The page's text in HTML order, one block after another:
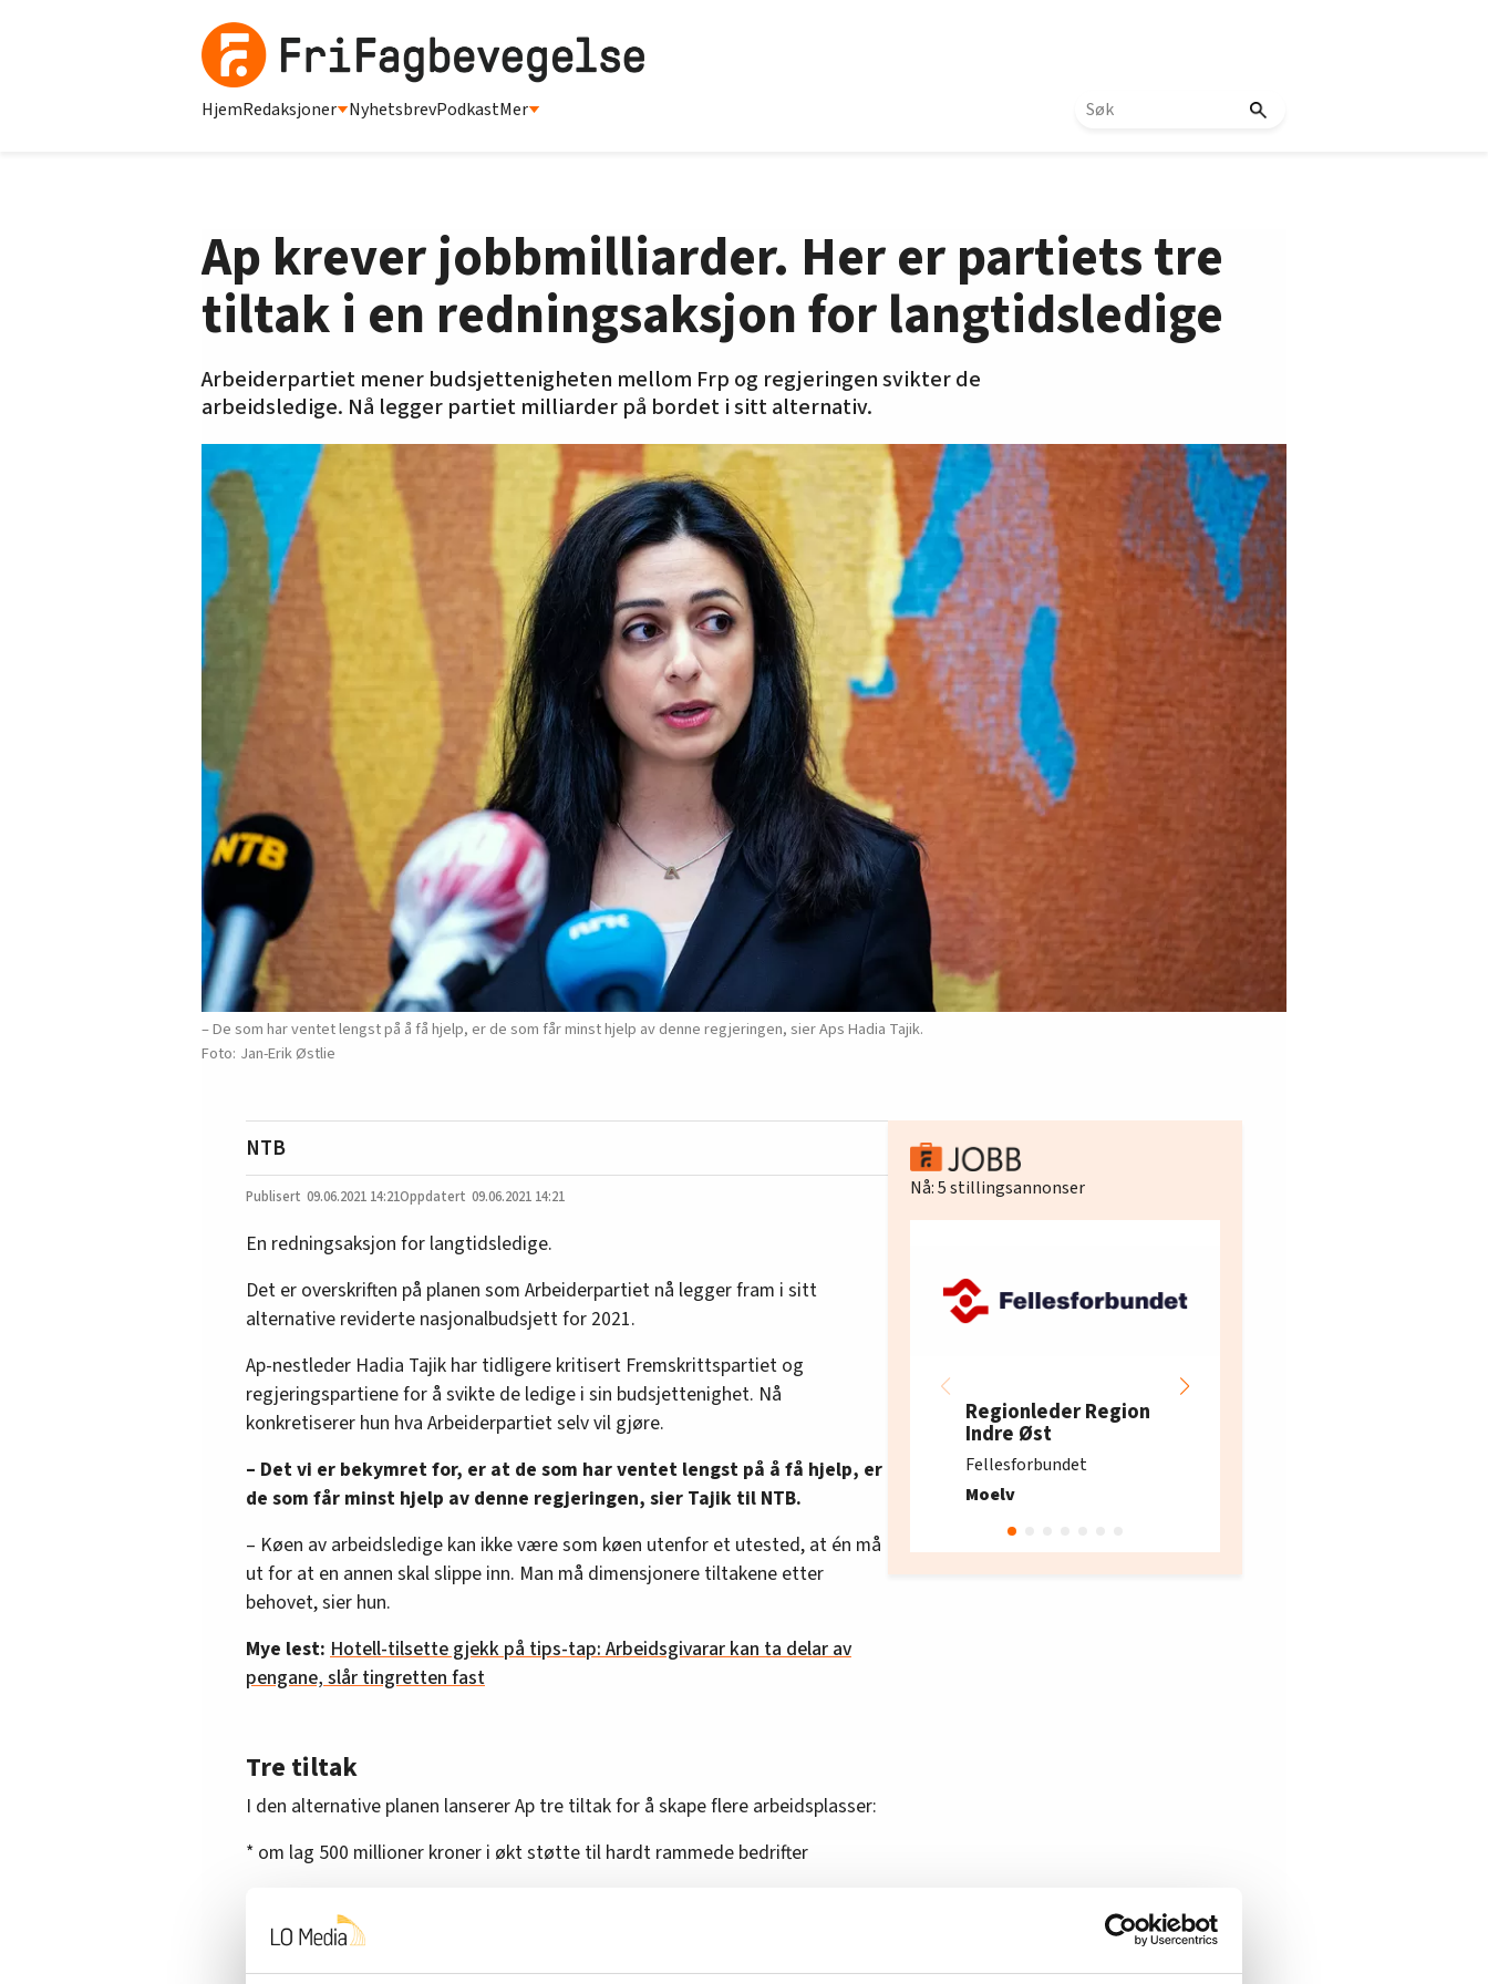
HjemRedaksjoner NyhetsbrevPodkastMer
Ap krever jobbmilliarder. Her er partiets tre
tiltak i en redningsaksjon for langtidsledige
Arbeiderpartiet mener budsjettenigheten mellom Frp og regjeringen svikter de
arbeidsledige. Nå legger partiet milliarder på bordet i sitt alternativ.
– De som har ventet lengst på å få hjelp, er de som får minst hjelp av denne regjeringen, sier Aps Hadia Tajik.
Jan-Erik Østlie
NTB
09.06.2021 14:21 09.06.2021 14:21
En redningsaksjon for langtidsledige.
Det er overskriften på planen som Arbeiderpartiet nå legger fram i sitt
alternative reviderte nasjonalbudsjett for 2021.
Ap-nestleder Hadia Tajik har tidligere kritisert Fremskrittspartiet og
regjeringspartiene for å svikte de ledige i sin budsjettenighet. Nå
konkretiserer hun hva Arbeiderpartiet selv vil gjøre.
– Det vi er bekymret for, er at de som har ventet lengst på å få hjelp, er
de som får minst hjelp av denne regjeringen, sier Tajik til NTB.
– Køen av arbeidsledige kan ikke være som køen utenfor et utested, at én må
ut for at en annen skal slippe inn. Man må dimensjonere tiltakene etter
behovet, sier hun.
Mye lest: Hotell-tilsette gjekk på tips-tap: Arbeidsgivarar kan ta delar av
pengane, slår tingretten fast
Tre tiltak
I den alternative planen lanserer Ap tre tiltak for å skape flere arbeidsplasser:
* om lag 500 millioner kroner i økt støtte til hardt rammede bedrifter
regi av kommuner og fylkeskommuner
* en grønn industripakke på 1,2 milliarder kroner, blant annet til en satsing på
Nå:5stillingsannonser
Regionleder Region
Indre Øst
Fellesforbundet
Moelv